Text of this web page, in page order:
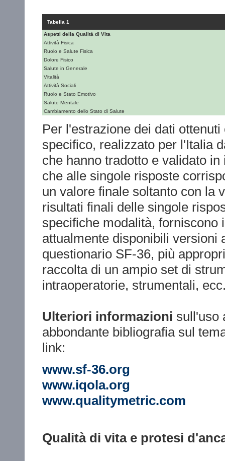
Tabella 1
Aspetti della Qualità di Vita
Attività Fisica
Ruolo e Salute Fisica
Dolore Fisico
Salute in Generale
Vitalità
Attività Sociali
Ruolo e Stato Emotivo
Salute Mentale
Cambiamento dello Stato di Salute
Per l'estrazione dei dati ottenuti
specifico, realizzato per l'Italia
che hanno tradotto e validato
che alle singole risposte
un valore finale soltanto con la
risultati finali delle singole
specifiche modalità,
attualmente disponibili versioni
questionario SF-36, più
raccolta di un ampio set di
intraoperatorie, strumentali,
Ulteriori informazioni sull'uso
abbondante bibliografia sul
link:
www.sf-36.org
www.iqola.org
www.qualitymetric.com
Qualità di vita e protesi